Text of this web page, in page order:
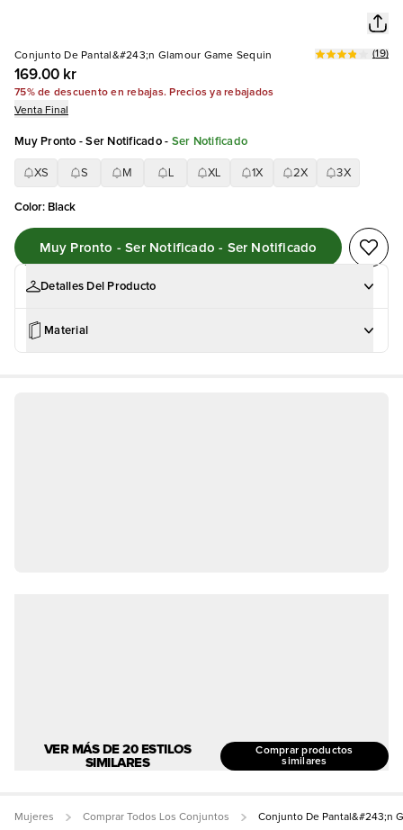
Conjunto De Pantal&#243;n Glamour Game Sequin
169.00 kr
(19)
75% de descuento en rebajas. Precios ya rebajados
Venta Final
Muy Pronto - Ser Notificado- Ser Notificado
XS S M XL 1X 2X 3X
Color: Black
Muy Pronto - Ser Notificado - Ser Notificado
Detalles Del Producto
Material
VER MÁS DE 20 ESTILOS
SIMILARES
Comprar productos
similares
Mujeres Comprar Todos Los Conjuntos Conjunto De Pantal&#243;n